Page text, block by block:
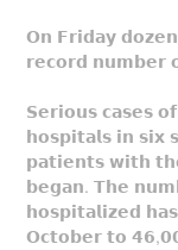
𝗢𝗻 𝗙𝗿𝗶𝗱𝗮𝘆
𝗿𝗲𝗰𝗼𝗿𝗱 𝗻𝘂𝗺𝗯𝗲𝗿
𝗦𝗲𝗿𝗶𝗼𝘂𝘀 𝗰𝗮𝘀𝗲𝘀
𝗵𝗼𝘀𝗽𝗶𝘁𝗮𝗹𝘀 𝗶𝗻
𝗽𝗮𝘁𝗶𝗲𝗻𝘁𝘀 𝘄𝗶𝘁𝗵
𝗯𝗲𝗴𝗮𝗻. 𝗧𝗵𝗲
𝗵𝗼𝘀𝗽𝗶𝘁𝗮𝗹𝗶𝘇𝗲𝗱
𝗢𝗰𝘁𝗼𝗯𝗲𝗿 𝘁𝗼